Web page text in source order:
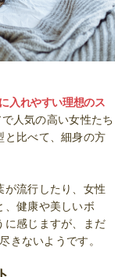
入れやすい理想のス
人気の高い女性たち
と比べて、細身の方
が流行したり、女性
、健康や美しいボ
に感じますが、まだ
きないようです。